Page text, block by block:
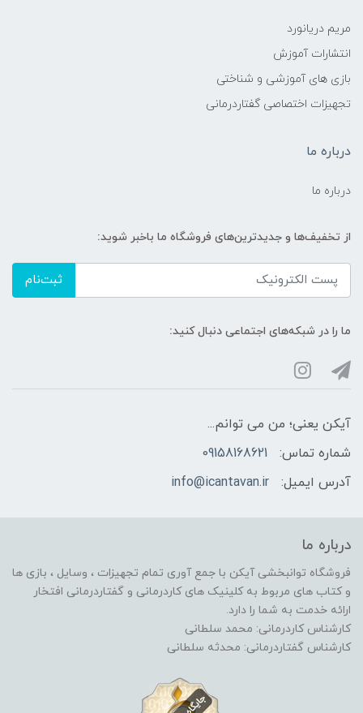
مریم دریانورد
انتشارات آموزش
بازی های آموزشی و شناختی
تجهیزات اختصاصی گفتاردرمانی
درباره ما
درباره ما
از تخفیف‌ها و جدیدترین‌های فروشگاه ما باخبر شوید:
ثبت‌نام
ما را در شبکه‌های اجتماعی دنبال کنید:
آیکن یعنی؛ من می توانم...
شماره تماس:
09158168621
آدرس ایمیل:
info@icantavan.ir
درباره ما
فروشگاه توانبخشی آیکن با جمع آوری تمام تجهیزات ، وسایل ، بازی ها
و کتاب های مربوط به کلینیک های کاردرمانی و گفتاردرمانی افتخار
ارائه خدمت به شما را دارد.
کارشناس کاردرمانی: محمد سلطانی
کارشناس گفتاردرمانی: محدثه سلطانی